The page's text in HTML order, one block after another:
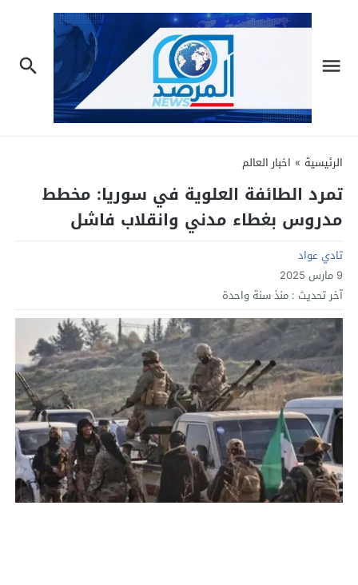
الرئيسية » اخبار العالم
تمرد الطائفة العلوية في سوريا: مخطط
مدروس بغطاء مدني وانقلاب فاشل
تادي عواد
9 مارس 2025
آخر تحديث : منذ سنة واحدة